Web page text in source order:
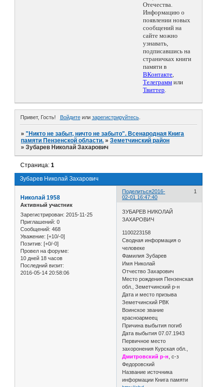
Отечества.
Информацию о
появлении новых
сообщений на
сайте можно
узнавать,
подписавшись на
страничках книги
памяти в
ВКонтакте,
Телеграмм или
Твиттер.
Привет, Гость! Войдитеили зарегистрируйтесь.
»"Никто не забыт, ничто не забыто". Всенародная Книга
памяти Пензенской области. »Земетчинский район
»Зубарев Николай Захарович
Зубарев Николай Захарович
Страница:1
Поделиться 1
2016-
02-01 16:47:40
Николай 1958
Активный участник
Зарегистрирован: 2015-11-25
Приглашений: 0
Сообщений: 468
Уважение: [+10/-0]
Позитив: [+0/-0]
Провел на форуме:
10 дней 18 часов
Последний визит:
2016-05-14 20:58:06
ЗУБАРЕВ НИКОЛАЙ
ЗАХАРОВИЧ
1100223158
Сводная информация о
человеке
Фамилия Зубарев
Имя Николай
Отчество Захарович
Место рождения Пензенская
обл., Земетчинский р-н
Дата и место призыва
Земетчинский РВК
Воинское звание
красноармеец
Причина выбытия погиб
Дата выбытия 07.07.1943
Первичное место
захоронения Курская обл.,
Дмитровский р-н , с-з
Федоровский
Название источника
информации Книга памяти